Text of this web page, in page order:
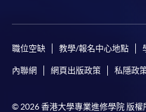
職位空缺 教學/報名中心地點
內聯網 網頁出版政策 私隱政
© 2026 香港大學專業進修學院 版權